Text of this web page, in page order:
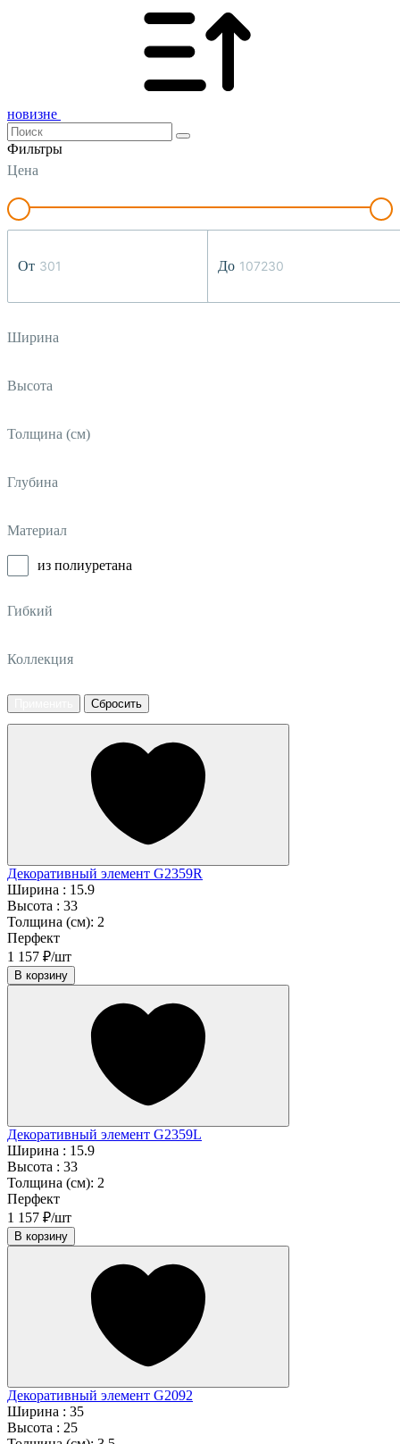
новизне
Фильтры
Цена
От До
Ширина
Высота
Толщина (см)
Глубина
Материал
из полиуретана
Гибкий
Коллекция
Декоративный элемент G2359R
Ширина : 15.9
Высота : 33
Толщина (см): 2
Перфект
1 157 ₽/шт
В корзину
Декоративный элемент G2359L
Ширина : 15.9
Высота : 33
Толщина (см): 2
Перфект
1 157 ₽/шт
В корзину
Декоративный элемент G2092
Ширина : 35
Высота : 25